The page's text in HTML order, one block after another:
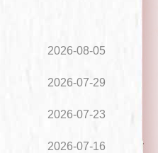
2026-08-05
2026-07-29
2026-07-23
2026-07-16